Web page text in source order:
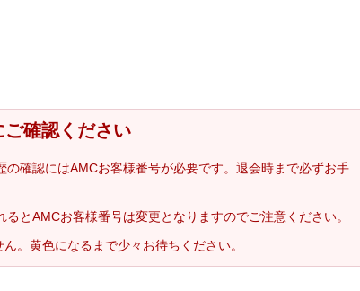
ご確認ください
確認にはAMCお客様番号が必要です。退会時まで必ずお手
とAMCお客様番号は変更となりますのでご注意ください。
。黄色になるまで少々お待ちください。